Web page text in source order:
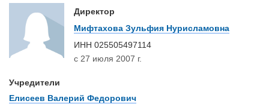
Директор
Мифтахова Зульфия Нурисламовна
ИНН 025505497114
с 27 июля 2007 г.
Учредители
Елисеев Валерий Федорович